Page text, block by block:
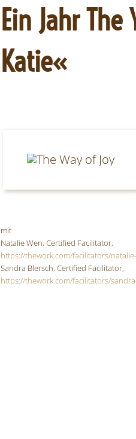
Ein Jahr
Katie«
mit
Natalie Wen, Certified Facilitator,
https://thework.com/facilitators/
Sandra Blersch, Certified Facilitator,
https://thework.com/facilitators/